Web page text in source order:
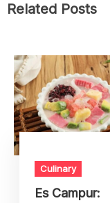
Related Posts
Culinary
Es Campur: